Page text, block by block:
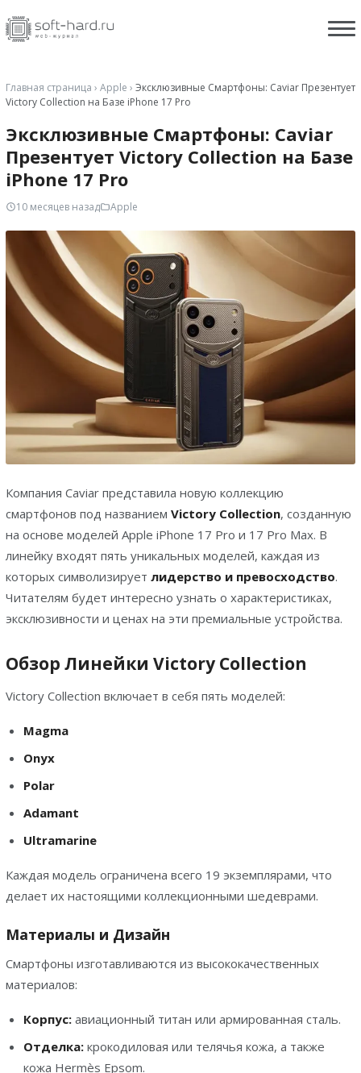
Главная страница › Apple › Эксклюзивные Смартфоны: Caviar Презентует
Victory Collection на Базе iPhone 17 Pro
Эксклюзивные Смартфоны: Caviar
Презентует Victory Collection на Базе
iPhone 17 Pro
10 месяцев назад Apple
Компания Caviar представила новую коллекцию
смартфонов под названием Victory Collection, созданную
на основе моделей Apple iPhone 17 Pro и 17 Pro Max. В
линейку входят пять уникальных моделей, каждая из
которых символизирует лидерство и превосходство.
Читателям будет интересно узнать о характеристиках,
эксклюзивности и ценах на эти премиальные устройства.
Обзор Линейки Victory Collection
Victory Collection включает в себя пять моделей:
Magma
Onyx
Polar
Adamant
Ultramarine
Каждая модель ограничена всего 19 экземплярами, что
делает их настоящими коллекционными шедеврами.
Материалы и Дизайн
Смартфоны изготавливаются из высококачественных
материалов:
Корпус:авиационный титан или армированная сталь.
Отделка:крокодиловая или телячья кожа, а также
кожа Hermès Epsom.